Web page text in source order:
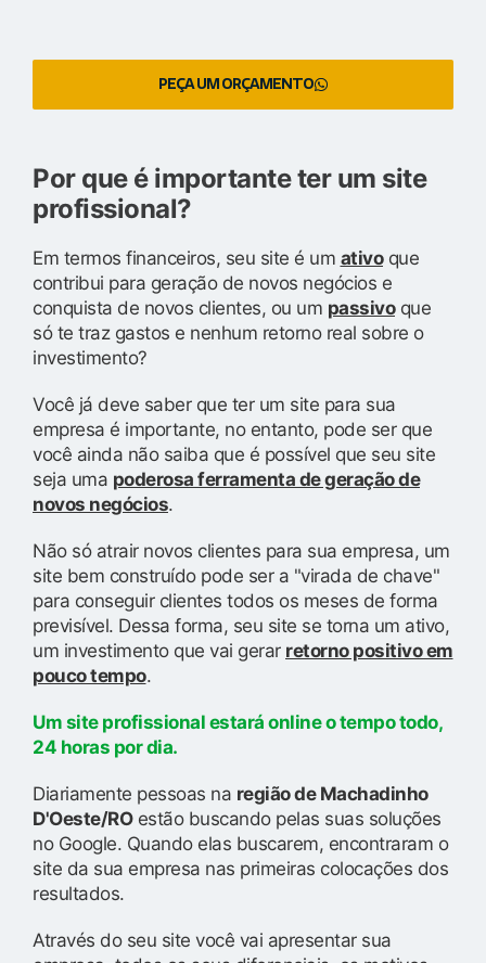
PEÇA UM ORÇAMENTO
Por que é importante ter um site
profissional?
Em termos financeiros, seu site é um ativoque
contribui para geração de novos negócios e
conquista de novos clientes, ou um passivoque
só te traz gastos e nenhum retorno real sobre o
investimento?
Você já deve saber que ter um site para sua
empresa é importante, no entanto, pode ser que
você ainda não saiba que é possível que seu site
seja uma poderosa ferramenta de geração de
novos negócios.
Não só atrair novos clientes para sua empresa, um
site bem construído pode ser a "virada de chave"
para conseguir clientes todos os meses de forma
previsível. Dessa forma, seu site se torna um ativo,
um investimento que vai gerar retorno positivo em
pouco tempo.
Um site profissional estará online o tempo todo,
24 horas por dia.
Diariamente pessoas na região de Machadinho
D'Oeste/ROestão buscando pelas suas soluções
no Google. Quando elas buscarem, encontraram o
site da sua empresa nas primeiras colocações dos
resultados.
Através do seu site você vai apresentar sua